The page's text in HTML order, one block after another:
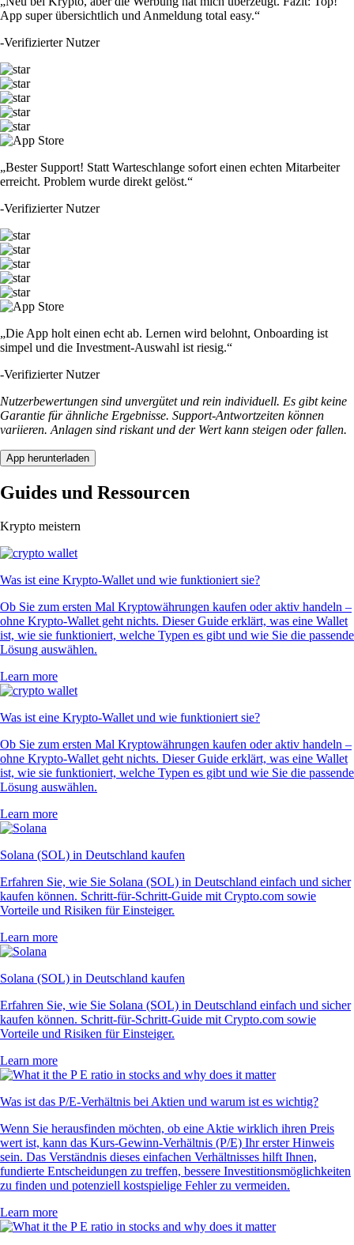
App super übersichtlich und Anmeldung total easy.“
-Verifizierter Nutzer
„Bester Support! Statt Warteschlange sofort einen echten Mitarbeiter
erreicht. Problem wurde direkt gelöst.“
-Verifizierter Nutzer
„Die App holt einen echt ab. Lernen wird belohnt, Onboarding ist
simpel und die Investment-Auswahl ist riesig.“
-Verifizierter Nutzer
Nutzerbewertungen sind unvergütet und rein individuell. Es gibt keine
Garantie für ähnliche Ergebnisse. Support-Antwortzeiten können
variieren. Anlagen sind riskant und der Wert kann steigen oder fallen.
App herunterladen
Guides und Ressourcen
Krypto meistern
Was ist eine Krypto-Wallet und wie funktioniert sie?
Ob Sie zum ersten Mal Kryptowährungen kaufen oder aktiv handeln –
ohne Krypto-Wallet geht nichts. Dieser Guide erklärt, was eine Wallet
ist, wie sie funktioniert, welche Typen es gibt und wie Sie die passende
Lösung auswählen.
Learn more
Was ist eine Krypto-Wallet und wie funktioniert sie?
Ob Sie zum ersten Mal Kryptowährungen kaufen oder aktiv handeln –
ohne Krypto-Wallet geht nichts. Dieser Guide erklärt, was eine Wallet
ist, wie sie funktioniert, welche Typen es gibt und wie Sie die passende
Lösung auswählen.
Learn more
Solana (SOL) in Deutschland kaufen
Erfahren Sie, wie Sie Solana (SOL) in Deutschland einfach und sicher
kaufen können. Schritt-für-Schritt-Guide mit Crypto.com sowie
Vorteile und Risiken für Einsteiger.
Learn more
Solana (SOL) in Deutschland kaufen
Erfahren Sie, wie Sie Solana (SOL) in Deutschland einfach und sicher
kaufen können. Schritt-für-Schritt-Guide mit Crypto.com sowie
Vorteile und Risiken für Einsteiger.
Learn more
Was ist das P/E-Verhältnis bei Aktien und warum ist es wichtig?
Wenn Sie herausfinden möchten, ob eine Aktie wirklich ihren Preis
wert ist, kann das Kurs-Gewinn-Verhältnis (P/E) Ihr erster Hinweis
sein. Das Verständnis dieses einfachen Verhältnisses hilft Ihnen,
fundierte Entscheidungen zu treffen, bessere Investitionsmöglichkeiten
zu finden und potenziell kostspielige Fehler zu vermeiden.
Learn more